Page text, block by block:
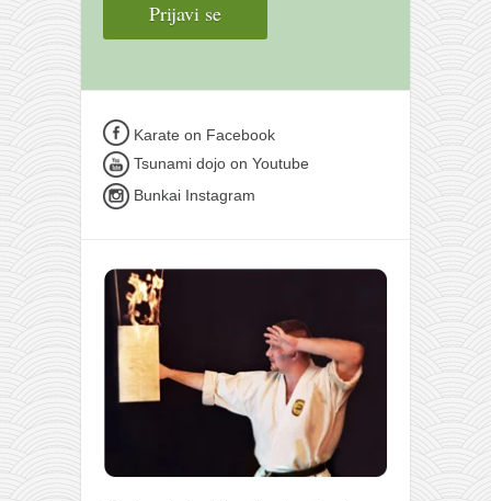
Karate on Facebook
Tsunami dojo on Youtube
Bunkai Instagram